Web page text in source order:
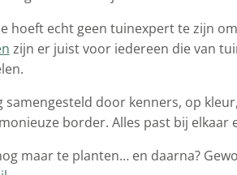
hoeft echt geen tuinexpert te zijn
zijn er juist voor iedereen die van
samengesteld door kenners, op
border. Alles past bij
maar te planten… en daarna?